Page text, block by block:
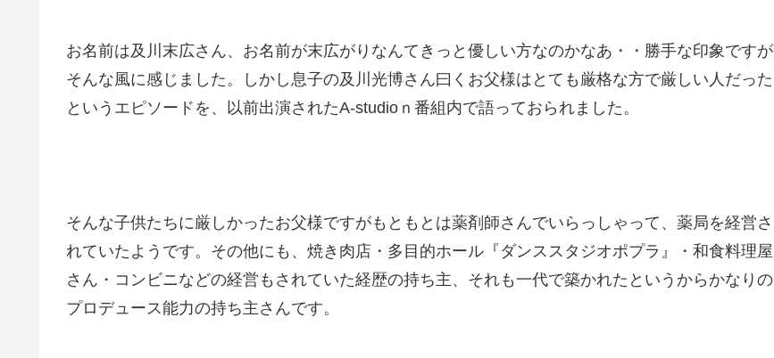
お名前は及川末広さん、お名前が末広がりなんてきっと優しい方なのかなあ・・勝手な印象ですが
そんな風に感じました。しかし息子の及川光博さん曰くお父様はとても厳格な方で厳しい人だった
というエピソードを、以前出演されたA‐studioｎ番組内で語っておられました。
そんな子供たちに厳しかったお父様ですがもともとは薬剤師さんでいらっしゃって、薬局を経営さ
れていたようです。その他にも、焼き肉店・多目的ホール『ダンススタジオポプラ』・和食料理屋
さん・コンビニなどの経営もされていた経歴の持ち主、それも一代で築かれたというからかなりの
プロデュース能力の持ち主さんです。